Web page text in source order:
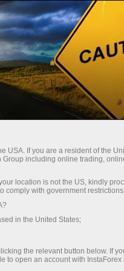
منصة التداول
للمبتدئين للمستثمرين
USA. If you are a resident of the
including online trading,
location is not the US, kindly
comply with government
in the United States;
the relevant button below. If
to open an account with InstaForex